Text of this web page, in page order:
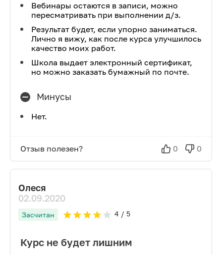
Вебинары остаются в записи, можно
пересматривать при выполнении д/з.
Результат будет, если упорно заниматься.
Лично я вижу, как после курса улучшилось
качество моих работ.
Школа выдает электронный сертификат,
но можно заказать бумажный по почте.
Минусы
Нет.
Отзыв полезен? 0 0
Олеся
02.09.2020
Засчитан 4 / 5
Курс не будет лишним